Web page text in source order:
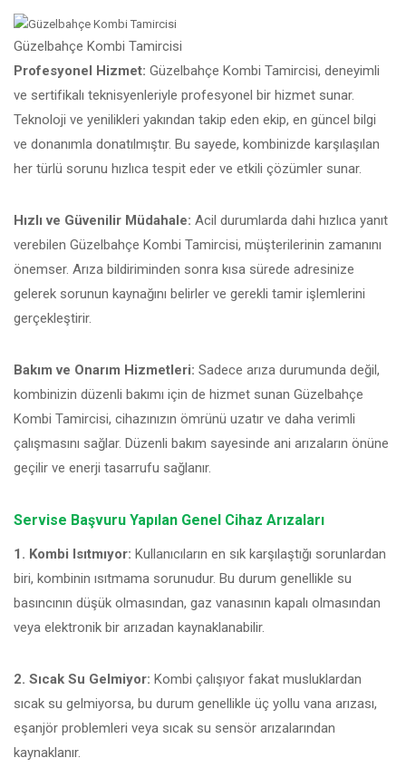
Güzelbahçe Kombi Tamircisi
Profesyonel Hizmet: Güzelbahçe Kombi Tamircisi, deneyimli
ve sertifikalı teknisyenleriyle profesyonel bir hizmet sunar.
Teknoloji ve yenilikleri yakından takip eden ekip, en güncel bilgi
ve donanımla donatılmıştır. Bu sayede, kombinizde karşılaşılan
her türlü sorunu hızlıca tespit eder ve etkili çözümler sunar.
Hızlı ve Güvenilir Müdahale: Acil durumlarda dahi hızlıca yanıt
verebilen Güzelbahçe Kombi Tamircisi, müşterilerinin zamanını
önemser. Arıza bildiriminden sonra kısa sürede adresinize
gelerek sorunun kaynağını belirler ve gerekli tamir işlemlerini
gerçekleştirir.
Bakım ve Onarım Hizmetleri: Sadece arıza durumunda değil,
kombinizin düzenli bakımı için de hizmet sunan Güzelbahçe
Kombi Tamircisi, cihazınızın ömrünü uzatır ve daha verimli
çalışmasını sağlar. Düzenli bakım sayesinde ani arızaların önüne
geçilir ve enerji tasarrufu sağlanır.
Servise Başvuru Yapılan Genel Cihaz Arızaları
1. Kombi Isıtmıyor: Kullanıcıların en sık karşılaştığı sorunlardan
biri, kombinin ısıtmama sorunudur. Bu durum genellikle su
basıncının düşük olmasından, gaz vanasının kapalı olmasından
veya elektronik bir arızadan kaynaklanabilir.
2. Sıcak Su Gelmiyor: Kombi çalışıyor fakat musluklardan
sıcak su gelmiyorsa, bu durum genellikle üç yollu vana arızası,
eşanjör problemleri veya sıcak su sensör arızalarından
kaynaklanır.